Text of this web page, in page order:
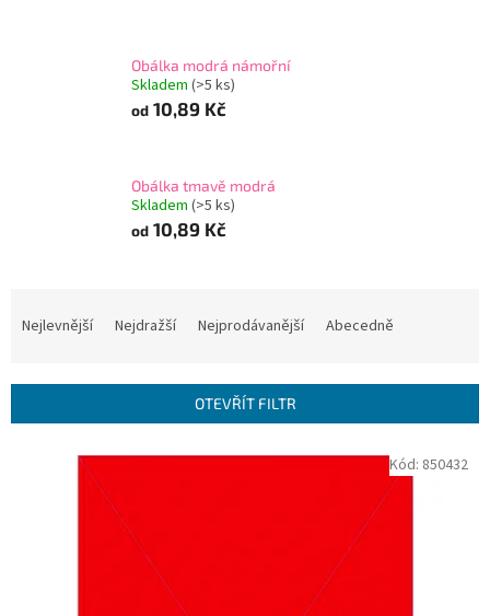
Obálka modrá námořní
Skladem (>5 ks)
od 10,89 Kč
Obálka tmavě modrá
Skladem (>5 ks)
od 10,89 Kč
í
Nejlevnější Nejdražší Nejprodávanější Abecedně
OTEVŘÍT FILTR
Kód: 850432